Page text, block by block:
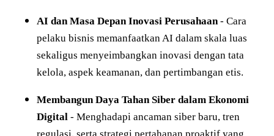
AI dan Masa Depan Inovasi Perusahaan - Cara
pelaku bisnis memanfaatkan AI dalam skala luas
sekaligus menyeimbangkan inovasi dengan tata
kelola, aspek keamanan, dan pertimbangan etis.
Membangun Daya Tahan Siber dalam Ekonomi
Digital - Menghadapi ancaman siber baru, tren
regulasi, serta strategi pertahanan proaktif yang